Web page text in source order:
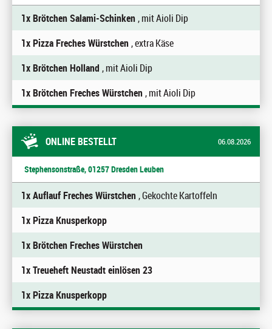
1x Brötchen Salami-Schinken, mit Aioli Dip
1x Pizza Freches Würstchen, extra Käse
1x Brötchen Holland , mit Aioli Dip
1x Brötchen Freches Würstchen, mit Aioli Dip
ONLINE BESTELLT 06.08.2026
Stephensonstraße, 01257 Dresden Leuben
1x Auflauf Freches Würstchen, Gekochte Kartoffeln
1x Pizza Knusperkopp
1x Brötchen Freches Würstchen
1x Treueheft Neustadt einlösen 23
1x Pizza Knusperkopp